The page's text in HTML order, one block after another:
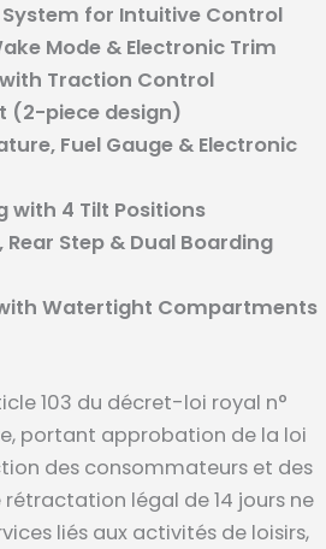
System for Intuitive Control
Mode & Electronic Trim
Traction Control
(2-piece design)
Fuel Gauge & Electronic
with 4 Tilt Positions
Step & Dual Boarding
Watertight Compartments
103 du décret-loi royal n°
portant approbation de la loi
des consommateurs et des
légal de 14 jours ne
liés aux activités de loisirs,